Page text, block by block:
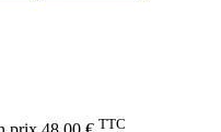
TTC